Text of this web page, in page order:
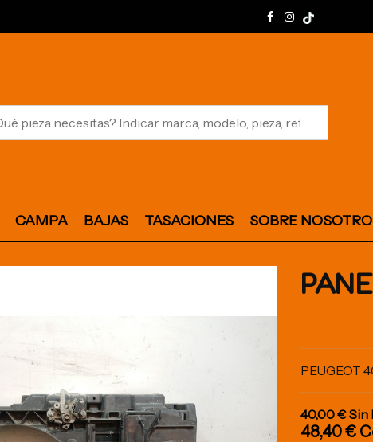
CAMPA BAJAS TASACIONES SOBRE
PEUGEOT
40,00 €Sin
48,40 €